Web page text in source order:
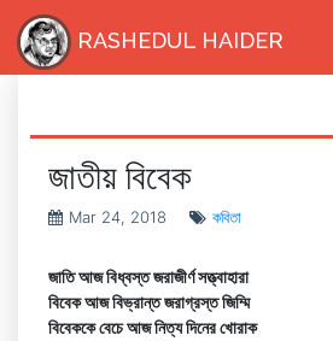
RASHEDUL HAIDER
জাতীয় বিবেক
Mar 24, 2018 কবিতা
জাতি আজ বিধ্বস্ত জরাজীর্ণ সত্ত্বাহারা
বিবেক আজ বিভ্রান্ত জরাগ্রস্ত জিম্মি
বিবেককে বেচে আজ নিত্য দিনের খোরাক